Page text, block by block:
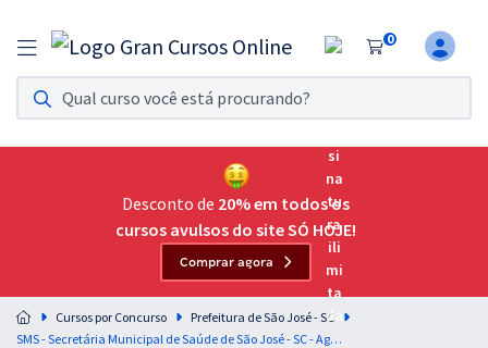
0
Assinatura Ilimitada 11
Acesso a todos os cursos. Teste grátis por 7 dias!
Assinatura OAB Até Passar
Acesso ilimitado a toda preparação para o Exame da
Residências Multiprofissionais
Preparação completa e intensiva para as principais
residências em saúde do Brasil
Desconto de 20% em todos os
cursos avulsos do site SÓ HOJE!
Comprar agora
Cursos por Concurso
Prefeitura de São José - SC
SMS - Secretária Municipal de Saúde de São José - SC - Agente Comunitário de Saúde (Pós-edital)